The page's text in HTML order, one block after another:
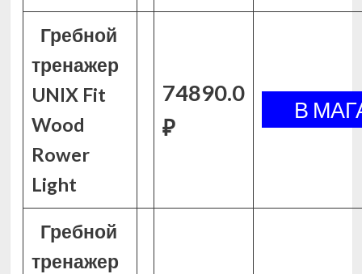
Гребной
тренажер
UNIX Fit
Wood
Rower
Light
74890.0
₽
Гребной
тренажер